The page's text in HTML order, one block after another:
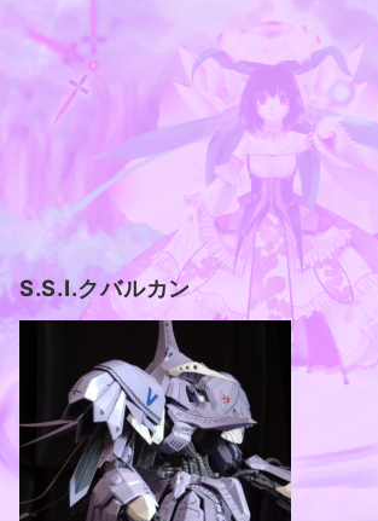
S.S.I.クバルカン